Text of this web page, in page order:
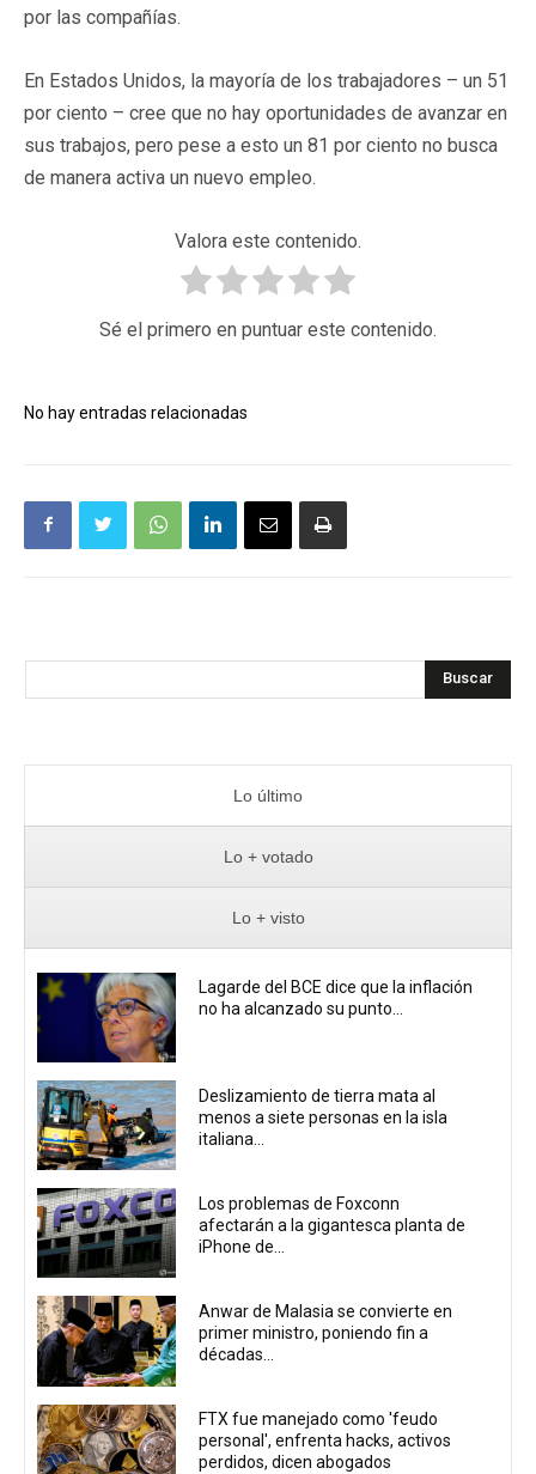
por las compañías.
En Estados Unidos, la mayoría de los trabajadores – un 51
por ciento – cree que no hay oportunidades de avanzar en
sus trabajos, pero pese a esto un 81 por ciento no busca
de manera activa un nuevo empleo.
Valora este contenido.
Sé el primero en puntuar este contenido.
No hay entradas relacionadas
Buscar
Lo último
Lo + votado
Lo + visto
Lagarde del BCE dice que la inflación
no ha alcanzado su punto...
Deslizamiento de tierra mata al
menos a siete personas en la isla
italiana...
Los problemas de Foxconn
afectarán a la gigantesca planta de
iPhone de...
Anwar de Malasia se convierte en
primer ministro, poniendo fin a
décadas...
FTX fue manejado como 'feudo
personal', enfrenta hacks, activos
perdidos, dicen abogados